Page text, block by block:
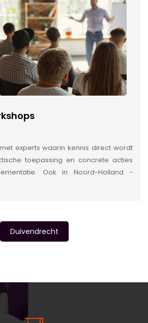
experts waarin kennis direct wordt
toepassing en concrete acties
Ook in Noord-Holland -
Duivendrecht